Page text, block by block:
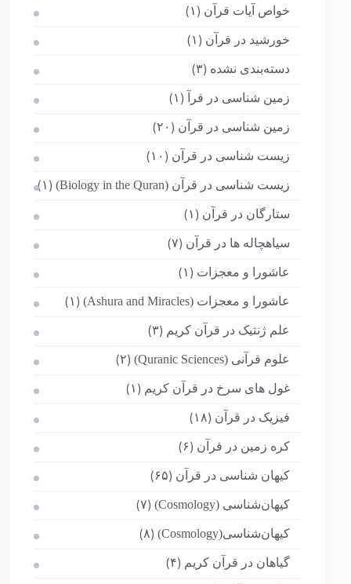
خواص آیات قرآن (۱)
خورشید در قرآن (۱)
دسته‌بندی نشده (۳)
زمین شناسی در قرآ (۱)
زمین شناسی در قرآن (۲۰)
زیست شناسی در قرآن (۱۰)
زیست شناسی در قرآن (Biology in the Quran) (۱)
ستارگان در قرآن (۱)
سیاهچاله ها در قرآن (۷)
عاشورا و معجزات (۱)
عاشورا و معجزات (Ashura and Miracles) (۱)
علم ژنتیک در قرآن کریم (۳)
علوم قرآنی (Quranic Sciences) (۲)
غول های سرخ در قرآن کریم (۱)
فیزیک در قرآن (۱۸)
کره زمین در قرآن (۶)
کیهان شناسی در قرآن (۶۵)
کیهان‌شناسی (Cosmology) (۷)
کیهان‌شناسی(Cosmology) (۸)
گیاهان در قرآن کریم (۴)